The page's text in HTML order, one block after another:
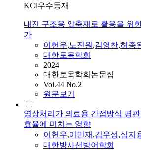
KCI우수등재
내진 구조용 압축재로 활용을 위
가
이헌우,노진원,김영찬,허종
대한토목학회
2024
대한토목학회논문집
Vol.44 No.2
원문보기
영상처리가 의료용 간접방식 평
효율에 미치는 영향
이헌우,이민재 ,김우성,심지
대한방사선방어학회